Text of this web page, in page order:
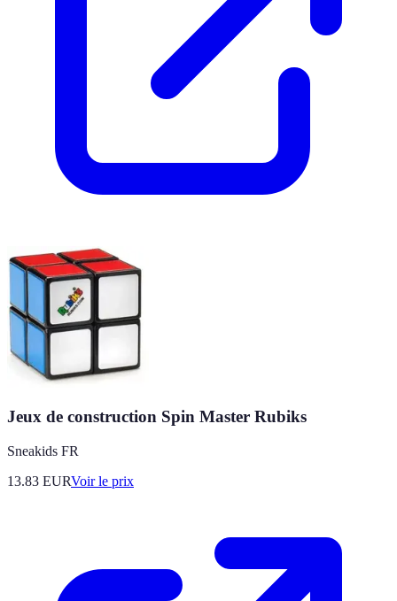
Jeux de construction Spin Master Rubiks
Sneakids FR
13.83 EURVoir le prix